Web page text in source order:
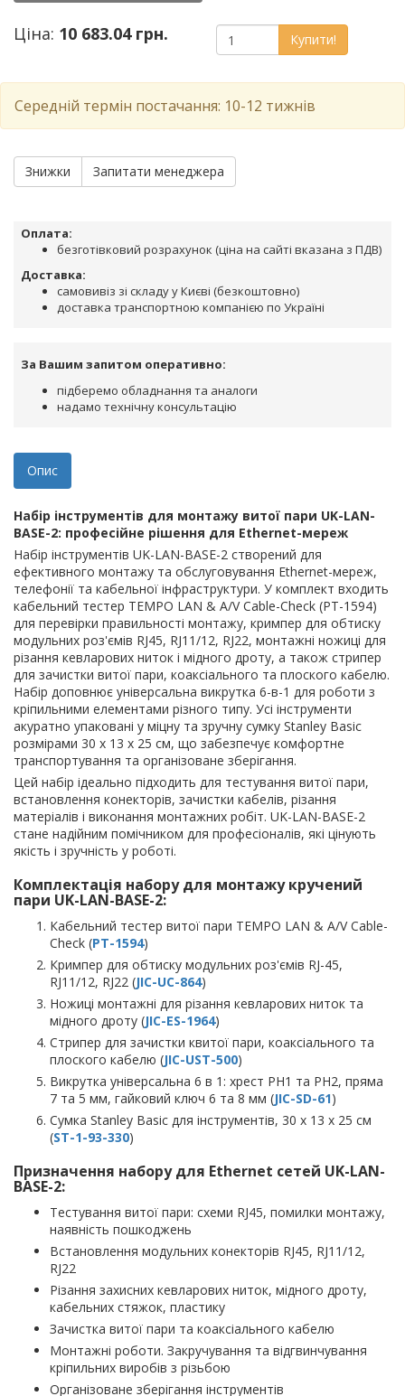
Ціна: 10 683.04 грн. Купити!
Середній термін постачання: 10-12 тижнів
Знижки Запитати менеджера
Оплата:
безготівковий розрахунок (ціна на сайті вказана з ПДВ)
Доставка:
самовивіз зі складу у Києві (безкоштовно)
доставка транспортною компанією по Україні
За Вашим запитом оперативно:
підберемо обладнання та аналоги
надамо технічну консультацію
Опис
Набір інструментів для монтажу витої пари UK-LAN-
BASE-2: професійне рішення для Ethernet-мереж
Набір інструментів UK-LAN-BASE-2 створений для
ефективного монтажу та обслуговування Ethernet-мереж,
телефонії та кабельної інфраструктури. У комплект входить
кабельний тестер TEMPO LAN & A/V Cable-Check (PT-1594)
для перевірки правильності монтажу, кримпер для обтиску
модульних роз'ємів RJ45, RJ11/12, RJ22, монтажні ножиці для
різання кевларових ниток і мідного дроту, а також стрипер
для зачистки витої пари, коаксіального та плоского кабелю.
Набір доповнює універсальна викрутка 6-в-1 для роботи з
кріпильними елементами різного типу. Усі інструменти
акуратно упаковані у міцну та зручну сумку Stanley Basic
розмірами 30 x 13 x 25 см, що забезпечує комфортне
транспортування та організоване зберігання.
Цей набір ідеально підходить для тестування витої пари,
встановлення конекторів, зачистки кабелів, різання
матеріалів і виконання монтажних робіт. UK-LAN-BASE-2
стане надійним помічником для професіоналів, які цінують
якість і зручність у роботі.
Комплектація набору для монтажу кручений
пари UK-LAN-BASE-2:
Кабельний тестер витої пари TEMPO LAN & A/V Cable-
Check (PT-1594)
Кримпер для обтиску модульних роз'ємів RJ-45,
RJ11/12, RJ22 (JIC-UC-864)
Ножиці монтажні для різання кевларових ниток та
мідного дроту (JIC-ES-1964)
Стрипер для зачистки квитої пари, коаксіального та
плоского кабелю (JIC-UST-500)
Викрутка універсальна 6 в 1: хрест PH1 та PH2, пряма
7 та 5 мм, гайковий ключ 6 та 8 мм (JIC-SD-61)
Сумка Stanley Basic для інструментів, 30 x 13 x 25 см
(ST-1-93-330)
Призначення набору для Ethernet сетей UK-LAN-
BASE-2:
Тестування витої пари: схеми RJ45, помилки монтажу,
наявність пошкоджень
Встановлення модульних конекторів RJ45, RJ11/12,
RJ22
Різання захисних кевларових ниток, мідного дроту,
кабельних стяжок, пластику
Зачистка витої пари та коаксіального кабелю
Монтажні роботи. Закручування та відгвинчування
кріпильних виробів з різьбою
Організоване зберігання інструментів